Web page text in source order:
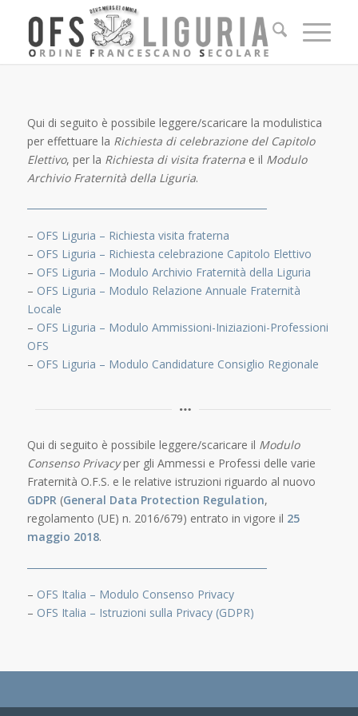
Qui di seguito è possibile leggere/scaricare la modulistica
per effettuare la Richiesta di celebrazione del Capitolo
Elettivo, per la Richiesta di visita fraternae il Modulo
Archivio Fraternità della Liguria.
– OFS Liguria – Richiesta visita fraterna
– OFS Liguria – Richiesta celebrazione Capitolo Elettivo
– OFS Liguria – Modulo Archivio Fraternità della Liguria
– OFS Liguria – Modulo Relazione Annuale Fraternità
Locale
– OFS Liguria – Modulo Ammissioni-Iniziazioni-Professioni
OFS
– OFS Liguria – Modulo Candidature Consiglio Regionale
Qui di seguito è possibile leggere/scaricare il Modulo
Consenso Privacyper gli Ammessi e Professi delle varie
Fraternità O.F.S. e le relative istruzioni riguardo al nuovo
GDPR(General Data Protection Regulation,
regolamento (UE) n. 2016/679) entrato in vigore il 25
maggio 2018.
– OFS Italia – Modulo Consenso Privacy
– OFS Italia – Istruzioni sulla Privacy (GDPR)